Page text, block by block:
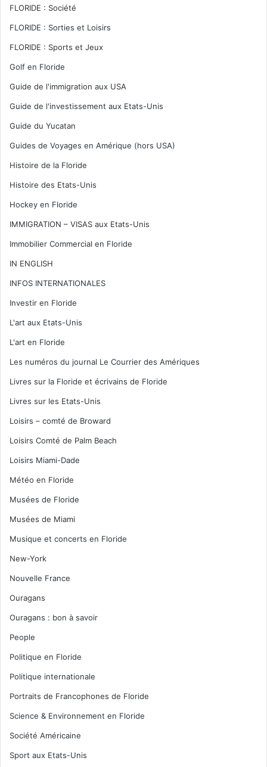
FLORIDE : Société
FLORIDE : Sorties et Loisirs
FLORIDE : Sports et Jeux
Golf en Floride
Guide de l'immigration aux USA
Guide de l'investissement aux Etats-Unis
Guide du Yucatan
Guides de Voyages en Amérique (hors USA)
Histoire de la Floride
Histoire des Etats-Unis
Hockey en Floride
IMMIGRATION – VISAS aux Etats-Unis
Immobilier Commercial en Floride
IN ENGLISH
INFOS INTERNATIONALES
Investir en Floride
L'art aux Etats-Unis
L'art en Floride
Les numéros du journal Le Courrier des Amériques
Livres sur la Floride et écrivains de Floride
Livres sur les Etats-Unis
Loisirs – comté de Broward
Loisirs Comté de Palm Beach
Loisirs Miami-Dade
Météo en Floride
Musées de Floride
Musées de Miami
Musique et concerts en Floride
New-York
Nouvelle France
Ouragans
Ouragans : bon à savoir
People
Politique en Floride
Politique internationale
Portraits de Francophones de Floride
Science & Environnement en Floride
Société Américaine
Sport aux Etats-Unis